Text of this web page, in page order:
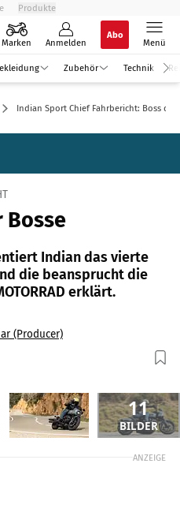
Produkte
Marken Anmelden
Abo
Menü
Zubehör Technik
Indian Sport Chief Fahrbericht: Boss der
Bosse
Indian das vierte
die beansprucht die
erklärt.
(Producer)
11
BILDER
ANZEIGE